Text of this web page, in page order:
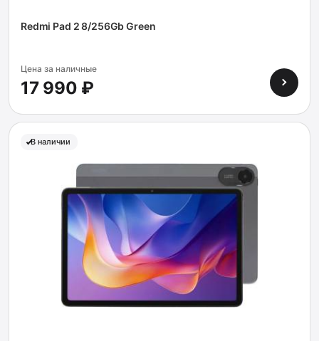
Redmi Pad 2 8/256Gb Green
Цена за наличные
17 990 ₽
В наличии